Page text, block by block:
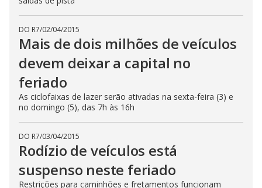
DO R7/02/04/2015
Mais de dois milhões de veículos
devem deixar a capital no
feriado
As ciclofaixas de lazer serão ativadas na sexta-feira (3) e
no domingo (5), das 7h às 16h
DO R7/03/04/2015
Rodízio de veículos está
suspenso neste feriado
Restrições para caminhões e fretamentos funcionam